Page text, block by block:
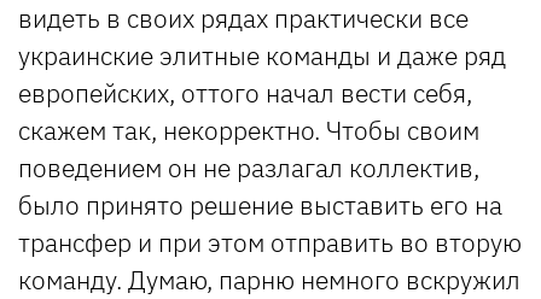
видеть в своих рядах практически все
украинские элитные команды и даже ряд
европейских, оттого начал вести себя,
скажем так, некорректно. Чтобы своим
поведением он не разлагал коллектив,
было принято решение выставить его на
трансфер и при этом отправить во вторую
команду. Думаю, парню немного вскружил